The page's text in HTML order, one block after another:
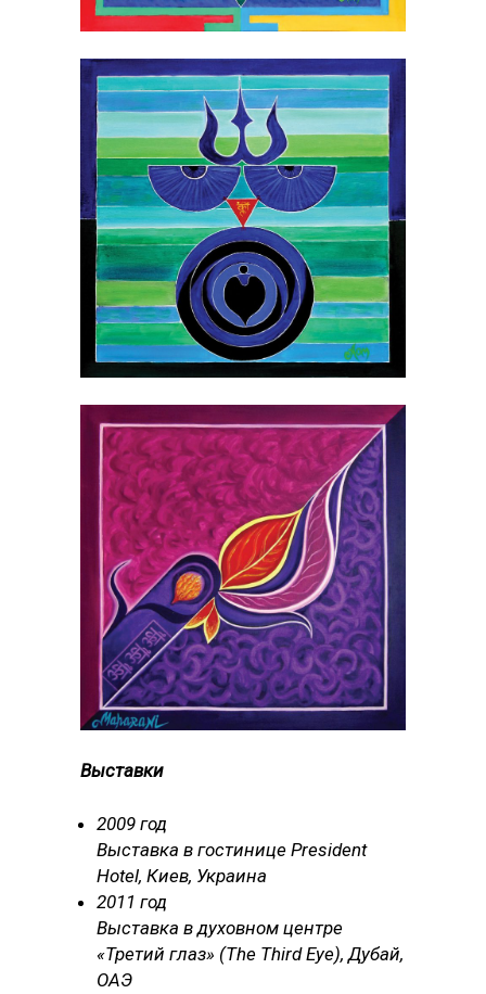
Выставки
2009 год
Выставка в гостинице President
Hotel, Киев, Украина
2011 год
Выставка в духовном центре
«Третий глаз» (The Third Eye), Дубай,
ОАЭ